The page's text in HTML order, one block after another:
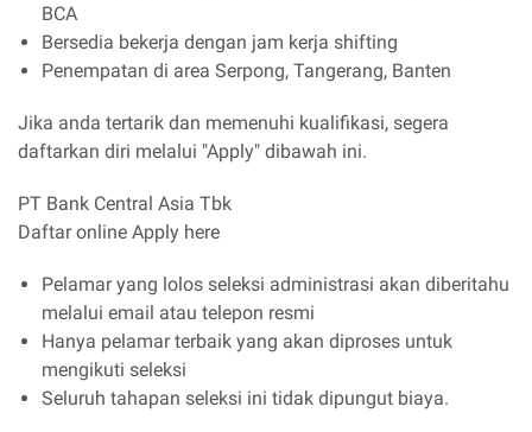
BCA
Bersedia bekerja dengan jam kerja shifting
Penempatan di area Serpong, Tangerang, Banten
Jika anda tertarik dan memenuhi kualifikasi, segera
daftarkan diri melalui "Apply" dibawah ini.
PT Bank Central Asia Tbk
Daftar online Apply here
Pelamar yang lolos seleksi administrasi akan diberitahu
melalui email atau telepon resmi
Hanya pelamar terbaik yang akan diproses untuk
mengikuti seleksi
Seluruh tahapan seleksi ini tidak dipungut biaya.